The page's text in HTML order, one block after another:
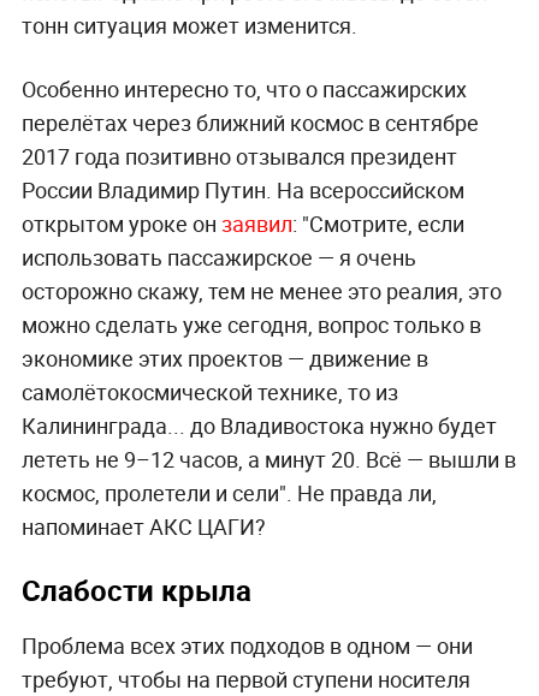
тонн ситуация может изменится.
Особенно интересно то, что о пассажирских
перелётах через ближний космос в сентябре
2017 года позитивно отзывался президент
России Владимир Путин. На всероссийском
открытом уроке он заявил: "Смотрите, если
использовать пассажирское — я очень
осторожно скажу, тем не менее это реалия, это
можно сделать уже сегодня, вопрос только в
экономике этих проектов — движение в
самолётокосмической технике, то из
Калининграда... до Владивостока нужно будет
лететь не 9–12 часов, а минут 20. Всё — вышли в
космос, пролетели и сели". Не правда ли,
напоминает АКС ЦАГИ?
Слабости крыла
Проблема всех этих подходов в одном — они
требуют, чтобы на первой ступени носителя